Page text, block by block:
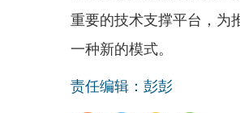
重要的技术支撑平台，为
一种新的模式。
责任编辑：彭彭